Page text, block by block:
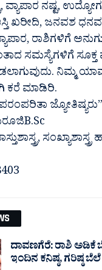
ವ್ಯಾಪಾರ ನಷ್ಟ,
ಖರೀದಿ, ಜನವಶ
ರಾಶಿಗಳಿಗೆ
ಸಮಸ್ಯೆಗಳಿಗೆ
ನಿಮ್ಮ
ಕರೆ ಮಾಡಿರಿ.
ಜ್ಯೋತಿಷ್ಯರು”
ದಾವಣಗೆರೆ: ರಾಶಿ ಅಡಿಕೆ
ಇಂದಿನ ಕನಿಷ್ಠ, ಗರಿಷ್ಠ